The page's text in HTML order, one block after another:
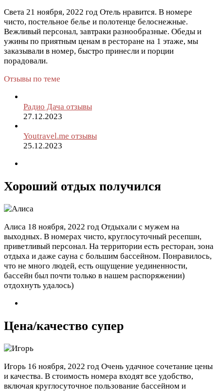
Света 21 ноября, 2022 год Отель нравится. В номере
чисто, постельное белье и полотенце белоснежные.
Вежливый персонал, завтраки разнообразные. Обеды и
ужины по приятным ценам в ресторане на 1 этаже, мы
заказывали в номер, быстро принесли и порции
порадовали.
Отзывы по теме
Радио Дача отзывы
27.12.2023
Youtravel.me отзывы
25.12.2023
Хороший отдых получился
Алиса 18 ноября, 2022 год Отдыхали с мужем на
выходных. В номерах чисто, круглосуточный ресепшн,
приветливый персонал. На территории есть ресторан, зона
отдыха и даже сауна с большим бассейном. Понравилось,
что не много людей, есть ощущение уединенности,
бассейн был почти только в нашем распоряжении)
отдохнуть удалось)
Цена/качество супер
Игорь 16 ноября, 2022 год Очень удачное сочетание цены
и качества. В стоимость номера входят все удобство,
включая круглосуточное пользование бассейном и